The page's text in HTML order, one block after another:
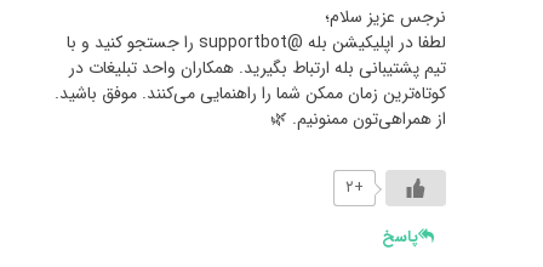
نرجس عزیز سلام؛
لطفا در اپلیکیشن بله @supportbot را جستجو کنید و با
تیم پشتیبانی بله ارتباط بگیرید. همکاران واحد تبلیغات در
کوتاه‌ترین زمان ممکن شما را راهنمایی می‌کنند. موفق باشید.
از همراهی‌تون ممنونیم. 🌿
+۲
پاسخ